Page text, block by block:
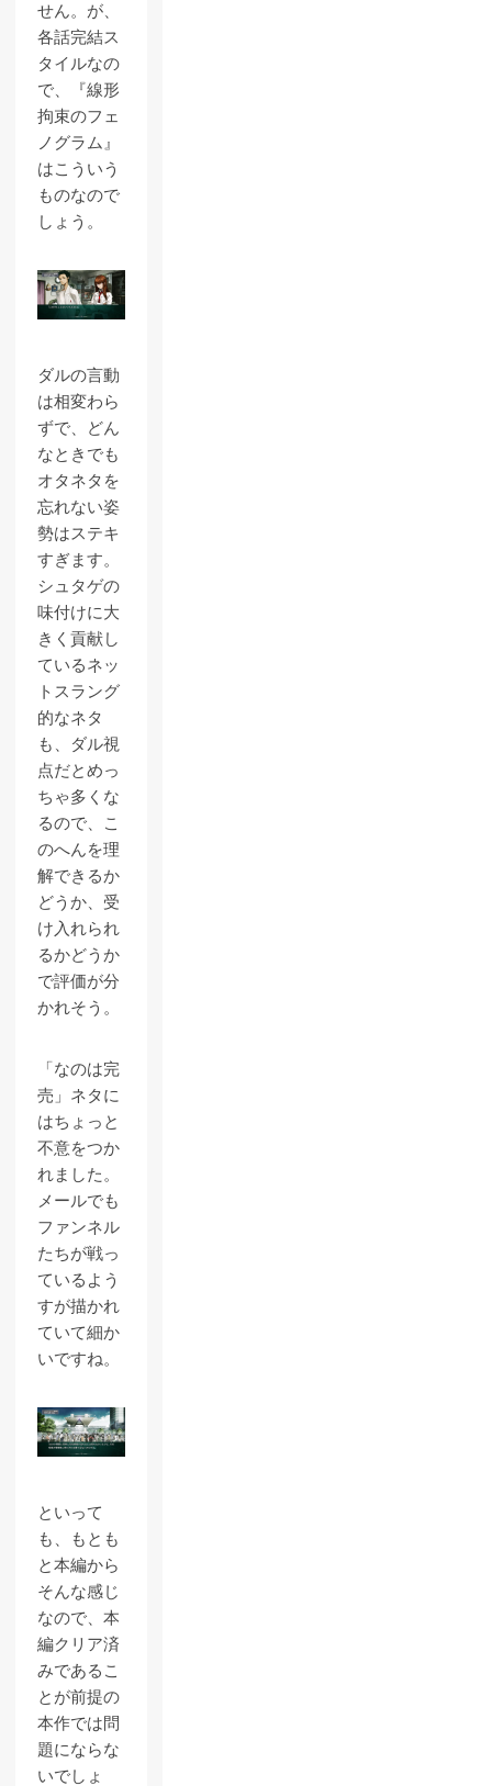
せん。が、
各話完結ス
タイルなの
で、『線形
拘束のフェ
ノグラム』
はこういう
ものなので
しょう。
ダルの言動
は相変わら
ずで、どん
なときでも
オタネタを
忘れない姿
勢はステキ
すぎます。
シュタゲの
味付けに大
きく貢献し
ているネッ
トスラング
的なネタ
も、ダル視
点だとめっ
ちゃ多くな
るので、こ
のへんを理
解できるか
どうか、受
け入れられ
るかどうか
で評価が分
かれそう。
「なのは完
売」ネタに
はちょっと
不意をつか
れました。
メールでも
ファンネル
たちが戦っ
ているよう
すが描かれ
ていて細か
いですね。
といって
も、もとも
と本編から
そんな感じ
なので、本
編クリア済
みであるこ
とが前提の
本作では問
題にならな
いでしょ